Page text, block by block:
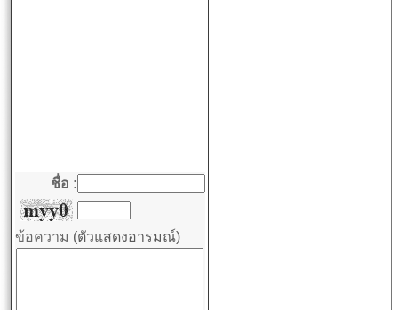
ชื่อ :
ข้อความ (ตัวแสดงอารมณ์)